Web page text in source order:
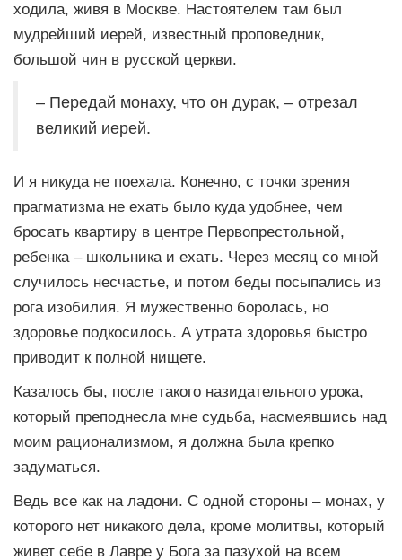
ходила, живя в Москве. Настоятелем там был
мудрейший иерей, известный проповедник,
большой чин в русской церкви.
– Передай монаху, что он дурак, – отрезал
великий иерей.
И я никуда не поехала. Конечно, с точки зрения
прагматизма не ехать было куда удобнее, чем
бросать квартиру в центре Первопрестольной,
ребенка – школьника и ехать. Через месяц со мной
случилось несчастье, и потом беды посыпались из
рога изобилия. Я мужественно боролась, но
здоровье подкосилось. А утрата здоровья быстро
приводит к полной нищете.
Казалось бы, после такого назидательного урока,
который преподнесла мне судьба, насмеявшись над
моим рационализмом, я должна была крепко
задуматься.
Ведь все как на ладони. С одной стороны – монах, у
которого нет никакого дела, кроме молитвы, который
живет себе в Лавре у Бога за пазухой на всем